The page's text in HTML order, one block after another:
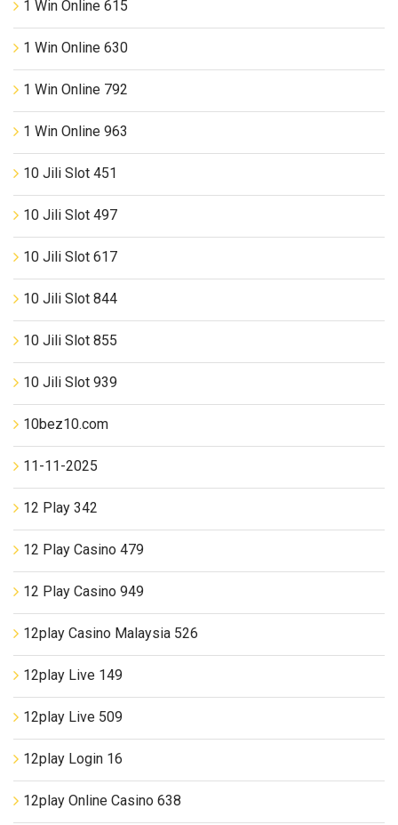
1 Win Online 615
1 Win Online 630
1 Win Online 792
1 Win Online 963
10 Jili Slot 451
10 Jili Slot 497
10 Jili Slot 617
10 Jili Slot 844
10 Jili Slot 855
10 Jili Slot 939
10bez10.com
11-11-2025
12 Play 342
12 Play Casino 479
12 Play Casino 949
12play Casino Malaysia 526
12play Live 149
12play Live 509
12play Login 16
12play Online Casino 638